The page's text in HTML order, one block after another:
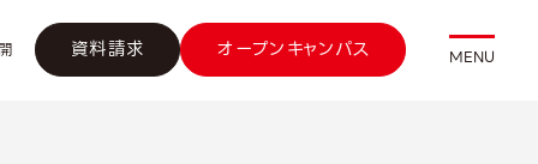
資料請求 オープンキャンパス MENU